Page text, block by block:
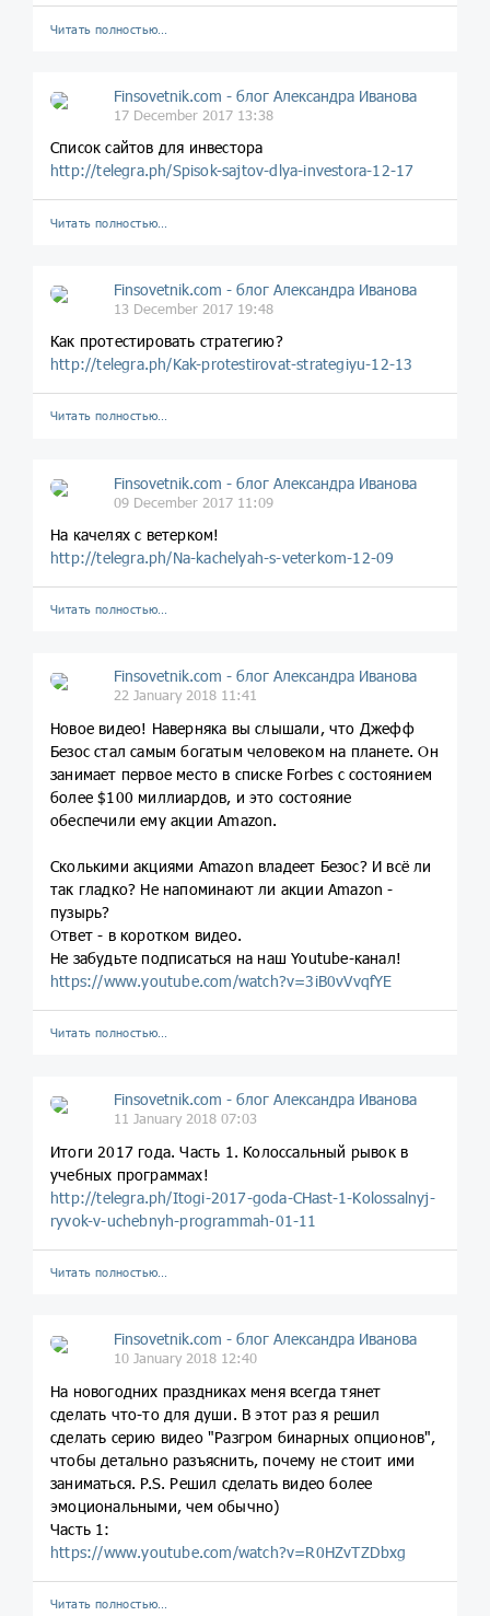
Читать полностью…
Finsovetnik.com - блог Александра Иванова
17 December 2017 13:38
Список сайтов для инвестора
http://telegra.ph/Spisok-sajtov-dlya-investora-12-17
Читать полностью…
Finsovetnik.com - блог Александра Иванова
13 December 2017 19:48
Как протестировать стратегию?
http://telegra.ph/Kak-protestirovat-strategiyu-12-13
Читать полностью…
Finsovetnik.com - блог Александра Иванова
09 December 2017 11:09
На качелях с ветерком!
http://telegra.ph/Na-kachelyah-s-veterkom-12-09
Читать полностью…
Finsovetnik.com - блог Александра Иванова
22 January 2018 11:41
Новое видео! Наверняка вы слышали, что Джефф
Безос стал самым богатым человеком на планете. Он
занимает первое место в списке Forbes с состоянием
более $100 миллиардов, и это состояние
обеспечили ему акции Amazon.
Сколькими акциями Amazon владеет Безос? И всё ли
так гладко? Не напоминают ли акции Amazon -
пузырь?
Ответ - в коротком видео.
Не забудьте подписаться на наш Youtube-канал!
https://www.youtube.com/watch?v=3iB0vVvqfYE
Читать полностью…
Finsovetnik.com - блог Александра Иванова
11 January 2018 07:03
Итоги 2017 года. Часть 1. Колоссальный рывок в
учебных программах!
http://telegra.ph/Itogi-2017-goda-CHast-1-Kolossalnyj-
ryvok-v-uchebnyh-programmah-01-11
Читать полностью…
Finsovetnik.com - блог Александра Иванова
10 January 2018 12:40
На новогодних праздниках меня всегда тянет
сделать что-то для души. В этот раз я решил
сделать серию видео "Разгром бинарных опционов",
чтобы детально разъяснить, почему не стоит ими
заниматься. P.S. Решил сделать видео более
эмоциональными, чем обычно)
Часть 1:
https://www.youtube.com/watch?v=R0HZvTZDbxg
Читать полностью…